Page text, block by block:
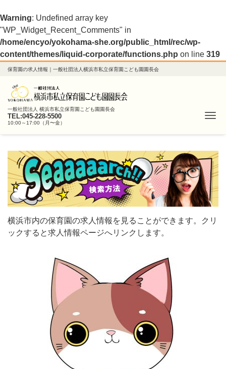
Warning: Undefined array key
"WP_Widget_Recent_Comments" in
/home/encyo/yokohama-she.org/public_html/rec/wp-
content/themes/liquid-corporate/functions.php on line 319
保育園の求人情報｜一般社団法人横浜市私立保育園こども園園長会
一般社団法人 横浜市私立保育園こども園園長会
TEL:045-228-5500
10:00～17:00（月〜金）
横浜市内の保育園の求人情報を見ることができます。クリ
ックすると求人情報ページへリンクします。